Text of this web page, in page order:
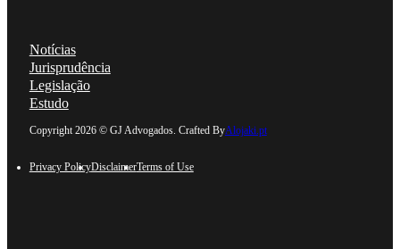
Notícias
Jurisprudência
Legislação
Estudo
Copyright 2026 © GJ Advogados. Crafted ByAlojaki.pt
Privacy PolicyDisclaimerTerms of Use